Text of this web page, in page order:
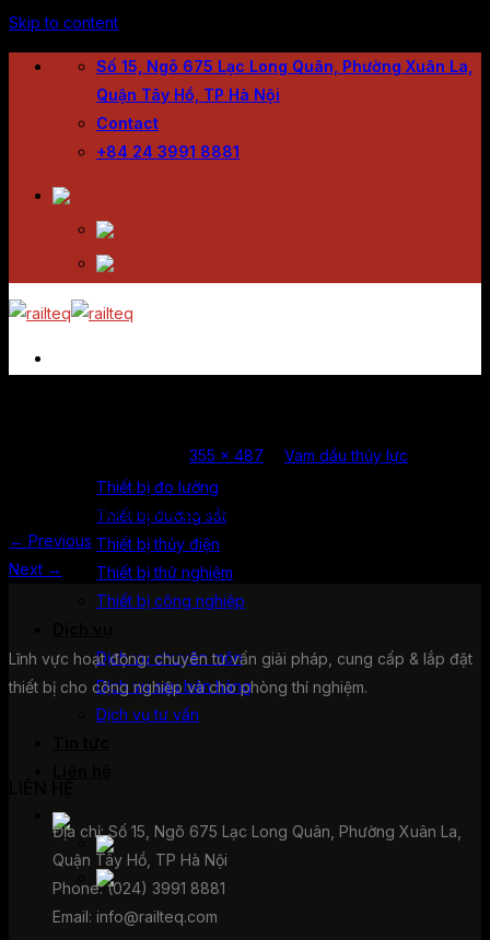
Skip to content
Số 15, Ngõ 675 Lạc Long Quân, Phường Xuân La,
Quận Tây Hồ, TP Hà Nội
Contact
+84 24 3991 8881
Thiết bị đo lường
Thiết bị đường sắt
Thiết bị thủy điện
Thiết bị thử nghiệm
Thiết bị công nghiệp
Dịch vụ chuyên môn
Dịch vụ sau bán hàng
Dịch vụ tư vấn
355 × 487 Vam dầu thủy lực
Both comments and trackbacks are currently closed.
← Previous
Next →
Lĩnh vực hoạt động: chuyên tư vấn giải pháp, cung cấp & lắp đặt
thiết bị cho công nghiệp và cho phòng thí nghiệm.
Địa chỉ: Số 15, Ngõ 675 Lạc Long Quân, Phường Xuân La,
Quận Tây Hồ, TP Hà Nội
Phone: (024) 3991 8881
Email: info@railteq.com